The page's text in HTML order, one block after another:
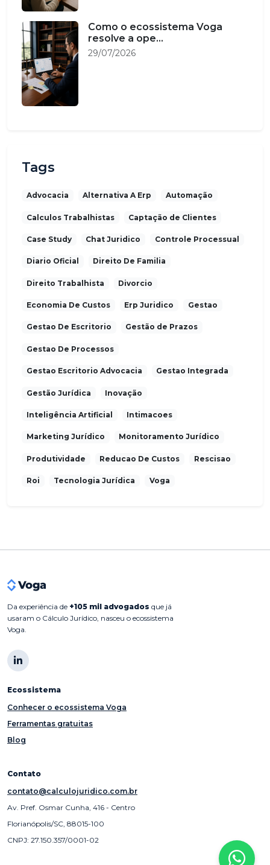
Como o ecossistema Voga
resolve a ope...
29/07/2026
Tags
Advocacia Alternativa A Erp Automação
Calculos Trabalhistas Captação de Clientes
Case Study Chat Juridico Controle Processual
Diario Oficial Direito De Familia
Direito Trabalhista Divorcio
Economia De Custos Erp Juridico Gestao
Gestao De Escritorio Gestão de Prazos
Gestao De Processos
Gestao Escritorio Advocacia Gestao Integrada
Gestão Jurídica Inovação
Inteligência Artificial Intimacoes
Marketing Jurídico Monitoramento Jurídico
Produtividade Reducao De Custos Rescisao
Roi Tecnologia Jurídica Voga
Da experiência de +105 mil advogados que já
usaram o Cálculo Jurídico, nasceu o ecossistema
Voga.
Ecossistema
Conhecer o ecossistema Voga
Ferramentas gratuitas
Blog
Contato
contato@calculojuridico.com.br
Av. Pref. Osmar Cunha, 416 - Centro
Florianópolis/SC, 88015-100
CNPJ: 27.150.357/0001-02